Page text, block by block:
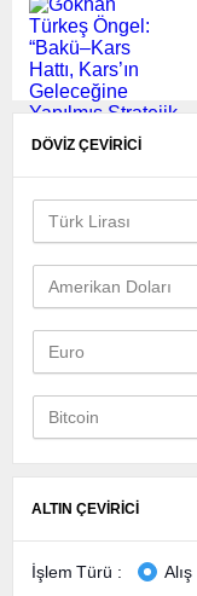
DÖVİZ ÇEVİRİCİ
ALTIN ÇEVİRİCİ
İşlem Türü : Alış